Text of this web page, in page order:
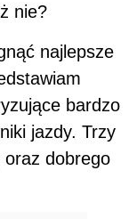
nie?
najlepsze
bardzo
jazdy. Trzy
oraz dobrego